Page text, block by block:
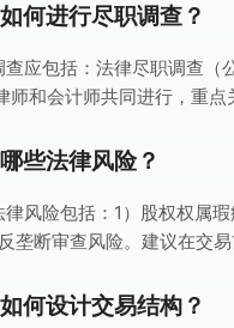
何进行尽职调查？
应包括：法律尽职调查（
和会计师共同进行，重点
些法律风险？
风险包括：1）股权权属
垄断审查风险。建议在交
何设计交易结构？